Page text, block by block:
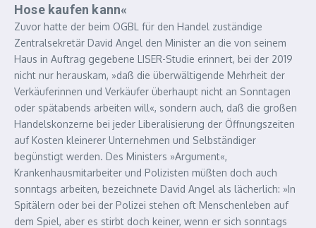
Hose kaufen kann«
Zuvor hatte der beim OGBL für den Handel zuständige
Zentralsekretär David Angel den Minister an die von seinem
Haus in Auftrag gegebene LISER-Studie erinnert, bei der 2019
nicht nur herauskam, »daß die überwältigende Mehrheit der
Verkäuferinnen und Verkäufer überhaupt nicht an Sonntagen
oder spätabends arbeiten will«, sondern auch, daß die großen
Handelskonzerne bei jeder Liberalisierung der Öffnungszeiten
auf Kosten kleinerer Unternehmen und Selbständiger
begünstigt werden. Des Ministers »Argument«,
Krankenhausmitarbeiter und Polizisten müßten doch auch
sonntags arbeiten, bezeichnete David Angel als lächerlich: »In
Spitälern oder bei der Polizei stehen oft Menschenleben auf
dem Spiel, aber es stirbt doch keiner, wenn er sich sonntags